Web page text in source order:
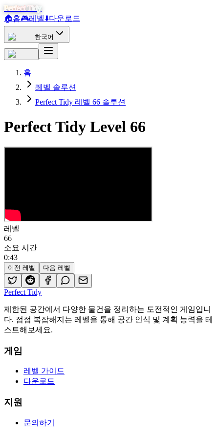
Perfect Tidy
🏠홈🎮레벨⬇️다운로드
한국어
홈
레벨 솔루션
Perfect Tidy 레벨 66 솔루션
Perfect Tidy Level 66
레벨
66
소요 시간
0:43
이전 레벨 다음 레벨
Perfect Tidy
제한된 공간에서 다양한 물건을 정리하는 도전적인 게임입니
다. 점점 복잡해지는 레벨을 통해 공간 인식 및 계획 능력을 테
스트해보세요.
게임
레벨 가이드
다운로드
지원
문의하기